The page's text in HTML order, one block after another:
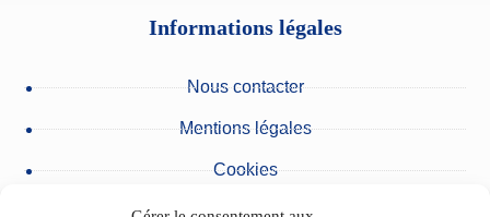
Informations légales
Nous contacter
Mentions légales
Cookies
Protection des données personnelles